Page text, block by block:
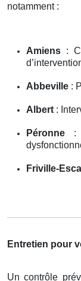
notamment :
Amiens :
Abbeville :
Albert :
Péronne :
Friville-
Entretien pour
Un contrôle